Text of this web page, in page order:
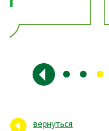
вернуться